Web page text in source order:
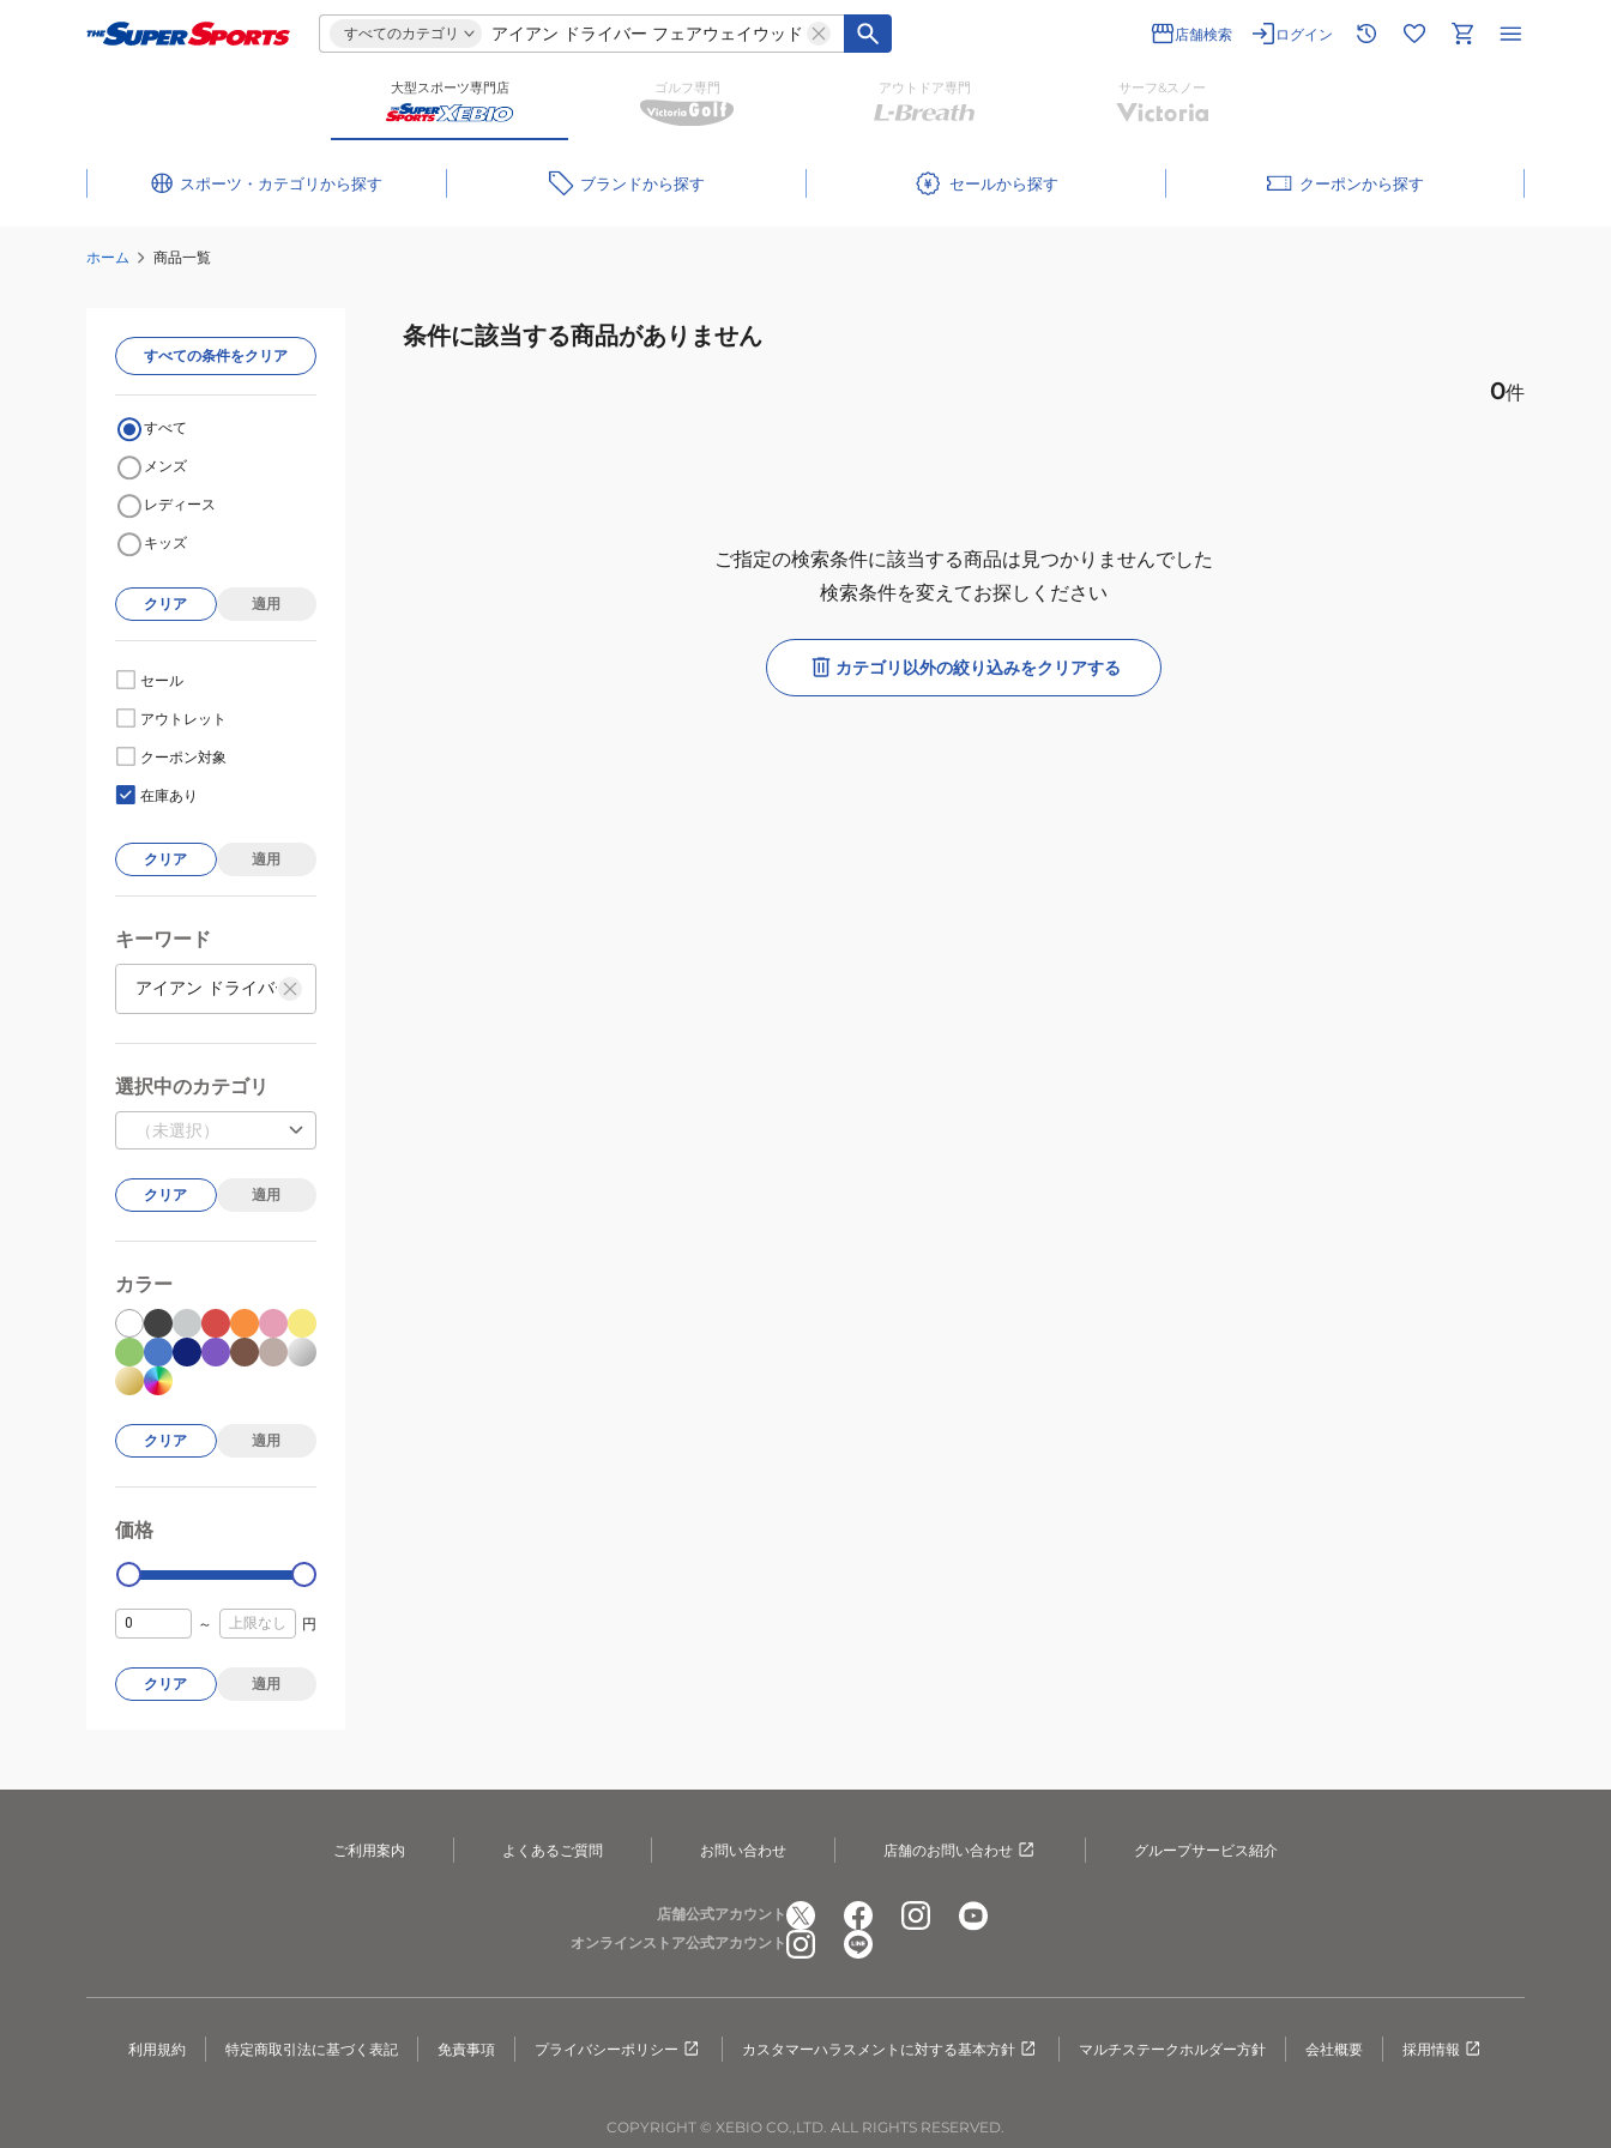
すべてのカテゴリ 店舗検索 ログイン
大型スポーツ専門店 ゴルフ専門 アウトドア専門 サーフ&スノー
スポーツ・カテゴリ ブランド セール クーポン
ホーム 商品一覧
条件に該当する商品がありません
0件
ご指定の検索条件に該当する商品は見つかりませんでした
検索条件を変えてお探しください
カテゴリ以外の絞り込みをクリアする
すべての条件をクリア
すべて
メンズ
レディース
キッズ
クリア 適用
セール
アウトレット
クーポン対象
在庫あり
クリア 適用
キーワード
選択中のカテゴリ
（未選択）
クリア 適用
カラー
クリア 適用
価格
0
～ 円
クリア 適用
ご利用案内 よくあるご質問 お問い合わせ 店舗のお問い合わせ グループサービス紹介
店舗公式アカウント
オンラインストア公式アカウント
利用規約 特定商取引法に基づく表記 免責事項 プライバシーポリシー カスタマーハラスメントに対する基本方針 マルチステークホルダー方針 会社概要 採用情報
COPYRIGHT © XEBIO CO.,LTD. ALL RIGHTS RESERVED.